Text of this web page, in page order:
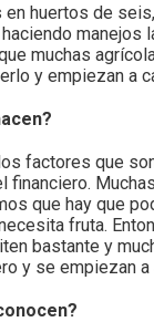
en huertos de
manejos
muchas
y empiezan a
factores que
financiero.
que hay que
fruta.
bastante y
y se empiezan